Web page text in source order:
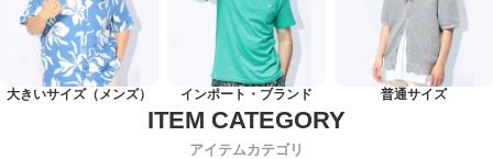
大きいサイズ（メンズ） インポート・ブランド 普通サイズ
アイテムカテゴリ